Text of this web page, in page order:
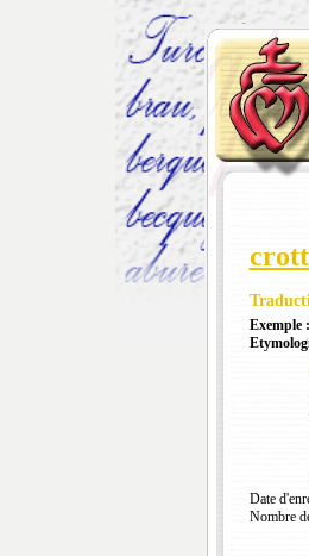
Exemple :
Date
Nombre